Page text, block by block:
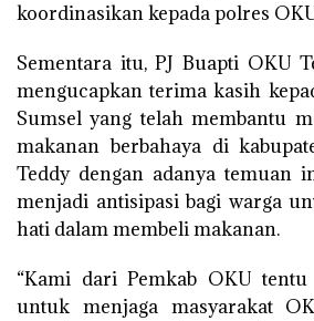
koordinasikan kepada polres
Sementara itu, PJ Buapti OKU
mengucapkan terima kasih
Sumsel yang telah membantu
makanan berbahaya di
Teddy dengan adanya temuan
menjadi antisipasi bagi warga
hati dalam membeli makanan.
“Kami dari Pemkab OKU tentu
untuk menjaga masyarakat